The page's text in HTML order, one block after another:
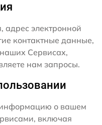
электронной
контактные данные,
Сервисах,
нам запросы.
о вашем
включая